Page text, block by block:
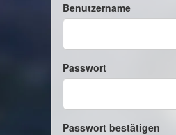
Benutzername
Passwort
Passwort bestätigen